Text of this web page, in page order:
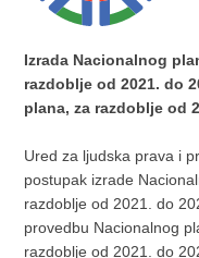
Izrada Nacionalnog
razdoblje od 2021. do
plana, za razdoblje od
Ured za ljudska prava i
postupak izrade
razdoblje od 2021. do
provedbu Nacionalnog
razdoblje od 2021. do